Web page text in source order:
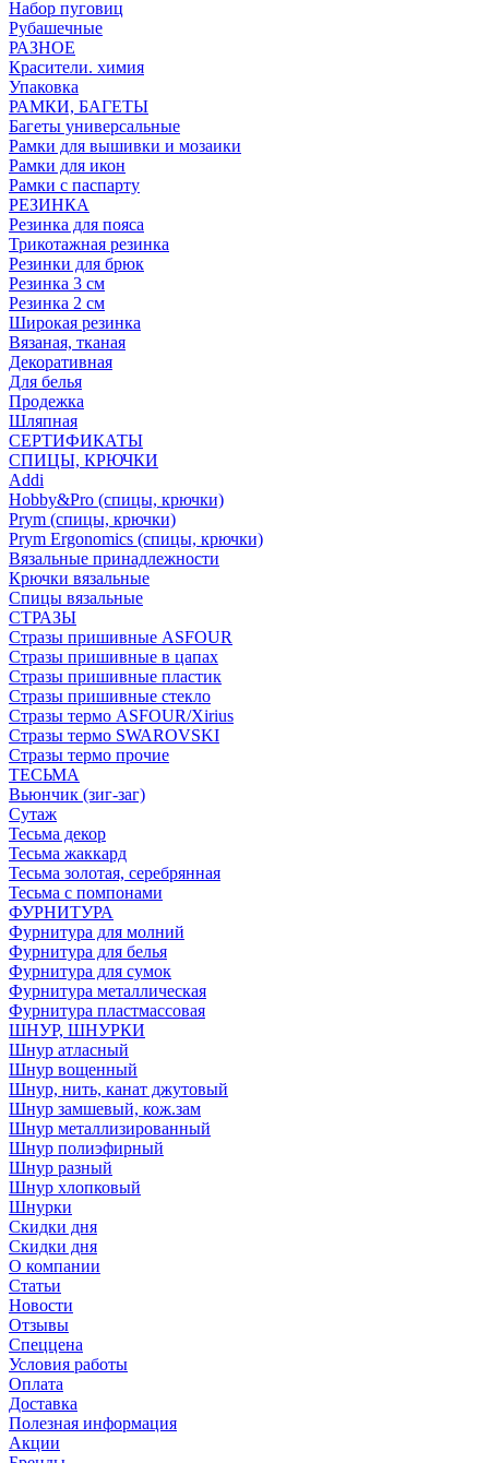
Набор пуговиц
Рубашечные
РАЗНОЕ
Красители. химия
Упаковка
РАМКИ, БАГЕТЫ
Багеты универсальные
Рамки для вышивки и мозаики
Рамки для икон
Рамки с паспарту
РЕЗИНКА
Резинка для пояса
Трикотажная резинка
Резинки для брюк
Резинка 3 см
Резинка 2 см
Широкая резинка
Вязаная, тканая
Декоративная
Для белья
Продежка
Шляпная
СЕРТИФИКАТЫ
СПИЦЫ, КРЮЧКИ
Addi
Hobby&Pro (спицы, крючки)
Prym (спицы, крючки)
Prym Ergonomics (спицы, крючки)
Вязальные принадлежности
Крючки вязальные
Спицы вязальные
СТРАЗЫ
Стразы пришивные ASFOUR
Стразы пришивные в цапах
Стразы пришивные пластик
Стразы пришивные стекло
Стразы термо ASFOUR/Xirius
Стразы термо SWAROVSKI
Стразы термо прочие
ТЕСЬМА
Вьюнчик (зиг-заг)
Сутаж
Тесьма декор
Тесьма жаккард
Тесьма золотая, серебрянная
Тесьма с помпонами
ФУРНИТУРА
Фурнитура для молний
Фурнитура для белья
Фурнитура для сумок
Фурнитура металлическая
Фурнитура пластмассовая
ШНУР, ШНУРКИ
Шнур атласный
Шнур вощенный
Шнур, нить, канат джутовый
Шнур замшевый, кож.зам
Шнур металлизированный
Шнур полиэфирный
Шнур разный
Шнур хлопковый
Шнурки
Скидки дня
Скидки дня
О компании
Статьи
Новости
Отзывы
Спеццена
Условия работы
Оплата
Доставка
Полезная информация
Акции